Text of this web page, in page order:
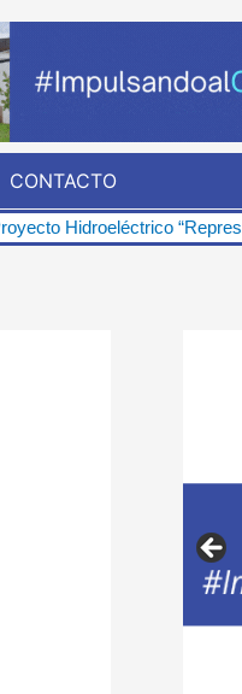
CONTACTO
“Represa de